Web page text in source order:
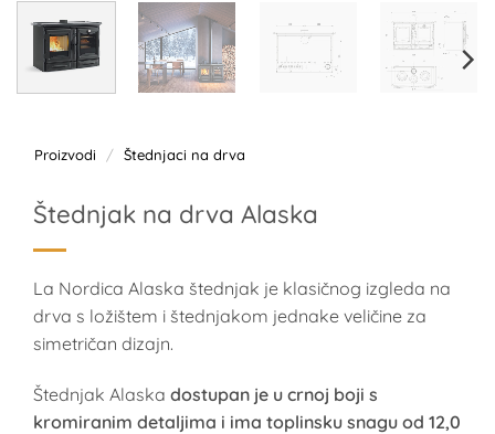
Proizvodi / Štednjaci na drva
Štednjak na drva Alaska
La Nordica Alaska štednjak je klasičnog izgleda na
drva s ložištem i štednjakom jednake veličine za
simetričan dizajn.
Štednjak Alaska dostupan je u crnoj boji s
kromiranim detaljima i ima toplinsku snagu od 12,0